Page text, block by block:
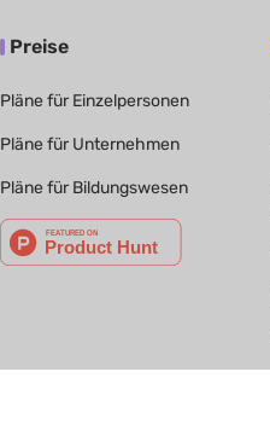
Preise
Pläne für Einzelpersonen
Pläne für Unternehmen
Pläne für Bildungswesen